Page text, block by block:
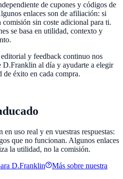
de cupones y códigos de
enlaces son de afiliación: si
sin coste adicional para ti.
se basa en utilidad, contexto y
y feedback continuo nos
D.Franklin al día y ayudarte a elegir
de éxito en cada compra.
en uso real y en vuestras respuestas:
que no funcionan. Algunos enlaces
la utilidad, no la comisión.
D.Franklin
Más sobre nuestra